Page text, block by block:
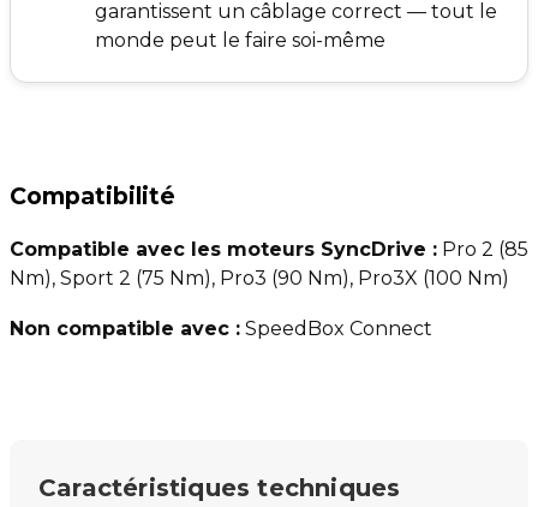
garantissent un câblage correct — tout le
monde peut le faire soi-même
Compatibilité
Compatible avec les moteurs SyncDrive : Pro 2 (85
Nm), Sport 2 (75 Nm), Pro3 (90 Nm), Pro3X (100 Nm)
Non compatible avec : SpeedBox Connect
Caractéristiques techniques